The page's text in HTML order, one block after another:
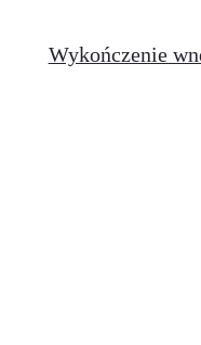
Wykończenie